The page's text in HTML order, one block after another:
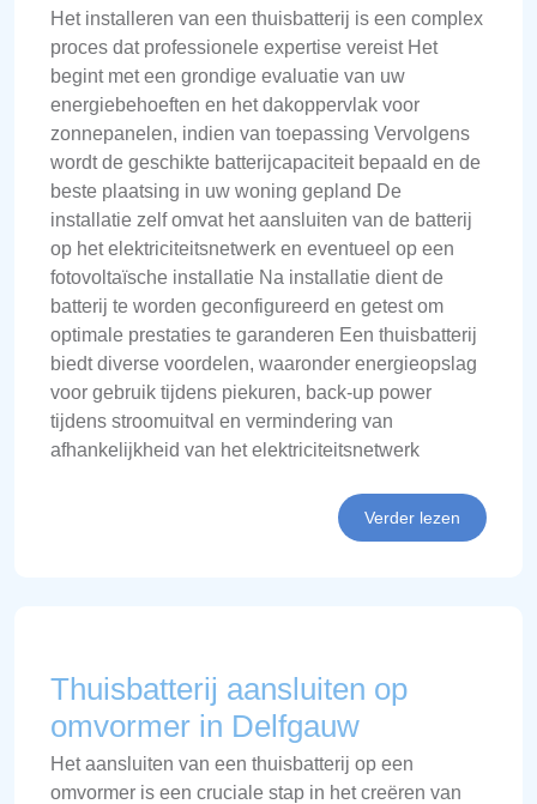
Het installeren van een thuisbatterij is een complex
proces dat professionele expertise vereist Het
begint met een grondige evaluatie van uw
energiebehoeften en het dakoppervlak voor
zonnepanelen, indien van toepassing Vervolgens
wordt de geschikte batterijcapaciteit bepaald en de
beste plaatsing in uw woning gepland De
installatie zelf omvat het aansluiten van de batterij
op het elektriciteitsnetwerk en eventueel op een
fotovoltaïsche installatie Na installatie dient de
batterij te worden geconfigureerd en getest om
optimale prestaties te garanderen Een thuisbatterij
biedt diverse voordelen, waaronder energieopslag
voor gebruik tijdens piekuren, back-up power
tijdens stroomuitval en vermindering van
afhankelijkheid van het elektriciteitsnetwerk
Verder lezen
Thuisbatterij aansluiten op
omvormer in Delfgauw
Het aansluiten van een thuisbatterij op een
omvormer is een cruciale stap in het creëren van